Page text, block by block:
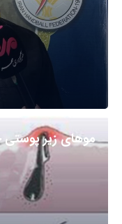
مو‌های زیر پوستی